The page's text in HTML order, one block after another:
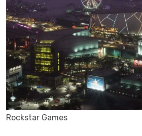
Rockstar Games